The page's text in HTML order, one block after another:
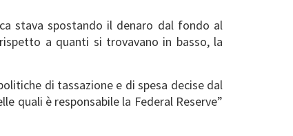
stava spostando il denaro dal fondo al
a quanti si trovavano in basso, la
di tassazione e di spesa decise dal
quali è responsabile la Federal Reserve”